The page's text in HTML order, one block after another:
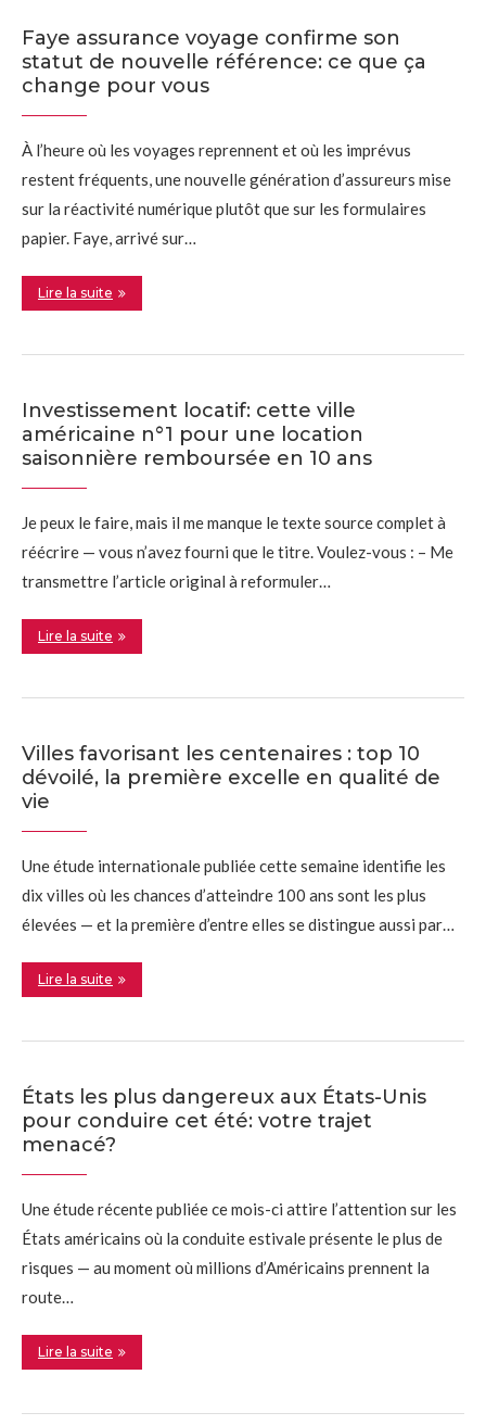
Faye assurance voyage confirme son
statut de nouvelle référence: ce que ça
change pour vous
À l’heure où les voyages reprennent et où les imprévus
restent fréquents, une nouvelle génération d’assureurs mise
sur la réactivité numérique plutôt que sur les formulaires
papier. Faye, arrivé sur…
Lire la suite
Investissement locatif: cette ville
américaine n°1 pour une location
saisonnière remboursée en 10 ans
Je peux le faire, mais il me manque le texte source complet à
réécrire — vous n’avez fourni que le titre. Voulez-vous : – Me
transmettre l’article original à reformuler…
Lire la suite
Villes favorisant les centenaires : top 10
dévoilé, la première excelle en qualité de
vie
Une étude internationale publiée cette semaine identifie les
dix villes où les chances d’atteindre 100 ans sont les plus
élevées — et la première d’entre elles se distingue aussi par…
Lire la suite
États les plus dangereux aux États-Unis
pour conduire cet été: votre trajet
menacé?
Une étude récente publiée ce mois-ci attire l’attention sur les
États américains où la conduite estivale présente le plus de
risques — au moment où millions d’Américains prennent la
route…
Lire la suite